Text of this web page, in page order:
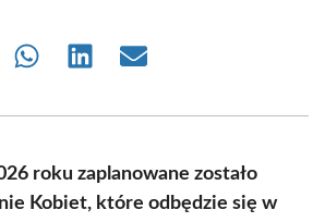
Share Share Share
roku zaplanowane zostało
Kobiet, które odbędzie się w